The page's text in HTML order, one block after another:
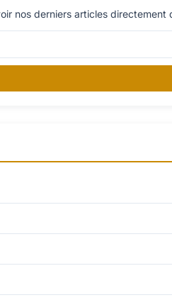
nos derniers articles directement